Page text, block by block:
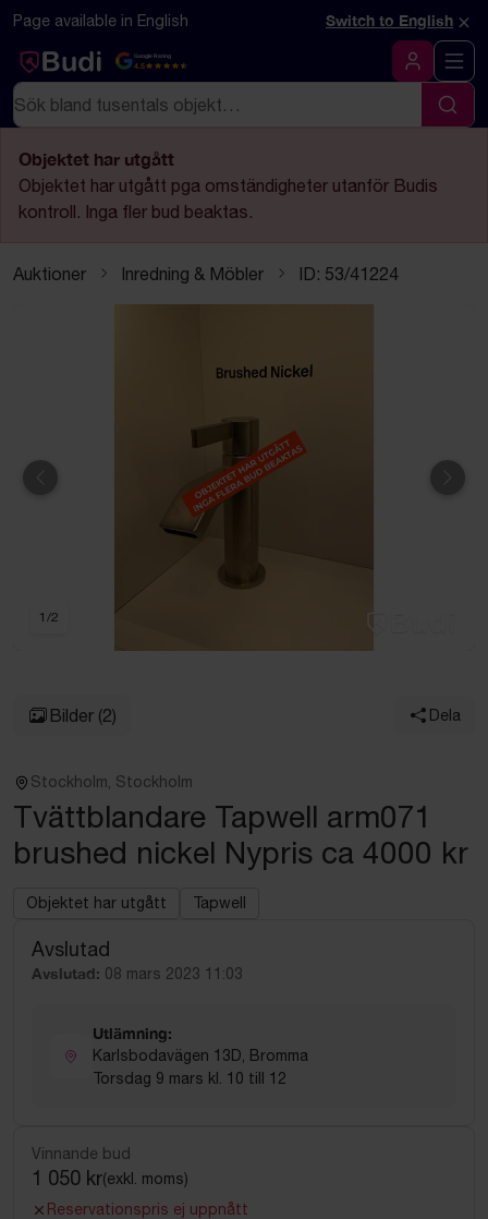
Hoppa till innehåll
Textbaserad (markdown) version av denna sida
Page available in English Switch to English ×
Google Rating
4.5
Logga in
Sök
Sök
Objektet har utgått
Objektet har utgått pga omständigheter utanför Budis
kontroll. Inga fler bud beaktas.
Auktioner Inredning & Möbler ID: 53/41224
Föregående
1 /2
Bilder (2) Dela
Stockholm, Stockholm
Tvättblandare Tapwell arm071
brushed nickel Nypris ca 4000 kr
Objektet har utgått Tapwell
Avslutad
Avslutad: 08 mars 2023 11:03
Utlämning:
Karlsbodavägen 13D, Bromma
Torsdag 9 mars kl. 10 till 12
Vinnande bud
1 050 kr(exkl. moms)
Reservationspris ej uppnått